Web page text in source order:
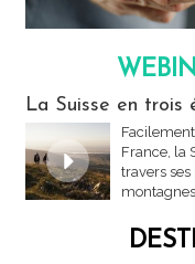
La Suisse en trois
France, la
travers ses
montagnes
DESTI